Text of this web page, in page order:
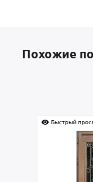
Похожие
Быстрый